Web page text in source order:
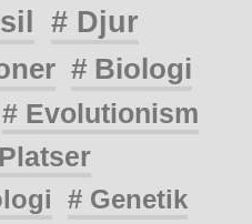
# Djur
# Biologi
# Evolutionism
# Genetik